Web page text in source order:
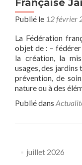
Française
Publié le 12 février
La Fédération
objet de : –
la création, la
usages, des
prévention, de
nature ou à des
Publié dans
juillet 2026